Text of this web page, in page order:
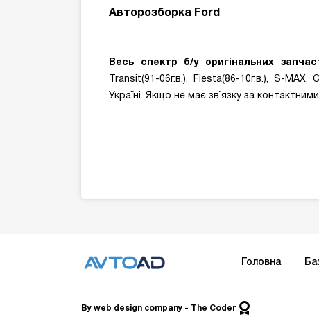
Авторозборка Ford
Весь спектр б/у оригінальних
Transit(91-06г.в.), Fiesta(86-10г.в.), S-
Україні. Якщо не має зв`язку за
Головна
By web design company - The Сoder